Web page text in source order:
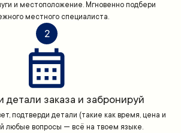
и местоположение. Мгновенно подбери
местного специалиста.
2
детали заказа и забронируй
подтверди детали (такие как время, цена и
любые вопросы — всё на твоем языке.